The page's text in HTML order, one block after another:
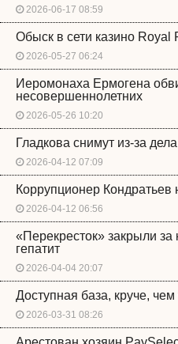
2026-06-17 08:59
Обыск в сети казино Royal
2026-05-27 06:24
Иеромонаха Ермогена
несовершеннолетних
2026-05-26 10:20
Гладкова снимут из-за
2026-04-12 07:09
Коррупционер
2026-04-12 06:56
«Перекресток» закрыли
гепатит
2026-04-04 20:07
Доступная база, круче,
2026-03-31 08:26